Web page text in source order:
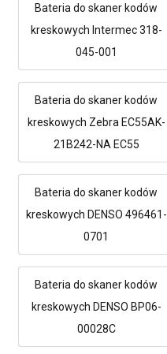
Bateria do skaner kodów
kreskowych Intermec 318-
045-001
Bateria do skaner kodów
kreskowych Zebra EC55AK-
21B242-NA EC55
Bateria do skaner kodów
kreskowych DENSO 496461-
0701
Bateria do skaner kodów
kreskowych DENSO BP06-
00028C